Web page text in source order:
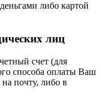
либо картой
лиц
счет (для
способа оплаты Ваш
почту, либо в